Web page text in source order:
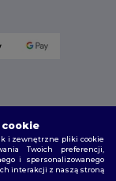
i zewnętrzne pliki cookie
Twoich preferencji,
i spersonalizowanego
interakcji z naszą stroną